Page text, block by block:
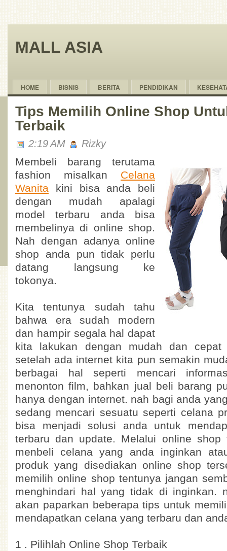
MALL ASIA
HOME BISNIS BERITA PENDIDIKAN
Tips Memilih Online Shop
Terbaik
2:19 AM Rizky
Membeli barang terutama
fashion misalkan Celana
Wanita kini bisa anda beli
dengan mudah apalagi
model terbaru anda bisa
membelinya di online shop.
Nah dengan adanya online
shop anda pun tidak perlu
datang langsung ke
tokonya.
Kita tentunya sudah tahu
bahwa era sudah modern
dan hampir segala hal dapat
kita lakukan dengan mudah dan cepat
setelah ada internet kita pun semakin
berbagai hal seperti mencari
menonton film, bahkan jual beli barang
hanya dengan internet. nah bagi anda
sedang mencari sesuatu seperti celana
bisa menjadi solusi anda untuk
terbaru dan update. Melalui online shop
menbeli celana yang anda inginkan
produk yang disediakan online shop
memilih online shop tentunya jangan
menghindari hal yang tidak di inginkan.
akan paparkan beberapa tips untuk
mendapatkan celana yang terbaru dan
1 . Pilihlah Online Shop Terbaik